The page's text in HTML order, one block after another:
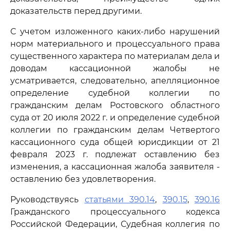
доказательств перед другими.
С учетом изложенного каких-либо нарушений
норм материального и процессуального права
существенного характера по материалам дела и
доводам кассационной жалобы не
усматривается, следовательно, апелляционное
определение судебной коллегии по
гражданским делам Ростовского областного
суда от 20 июля 2022 г. и определение судебной
коллегии по гражданским делам Четвертого
кассационного суда общей юрисдикции от 21
февраля 2023 г. подлежат оставлению без
изменения, а кассационная жалоба заявителя -
оставлению без удовлетворения.
Руководствуясь статьями 390.14, 390.15, 390.16
Гражданского процессуального кодекса
Российской Федерации, Судебная коллегия по